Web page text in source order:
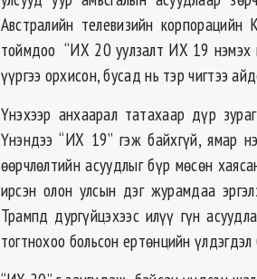
Австралийн телевизийн
тоймдоо “ИХ 20 уулзалт ИХ 19 нэмэх
үүргээ орхисон, бусад нь тэр чигтээ
Үнэхээр анхаарал татахаар дүр
Үнэндээ “ИХ 19” гэж байхгүй, ямар
өөрчлөлтийн асуудлыг бүр мөсөн
ирсэн олон улсын дэг журамдаа
Трампд дургүйцэхээс илүү гүн
тогтнохоо больсон ертөнцийн